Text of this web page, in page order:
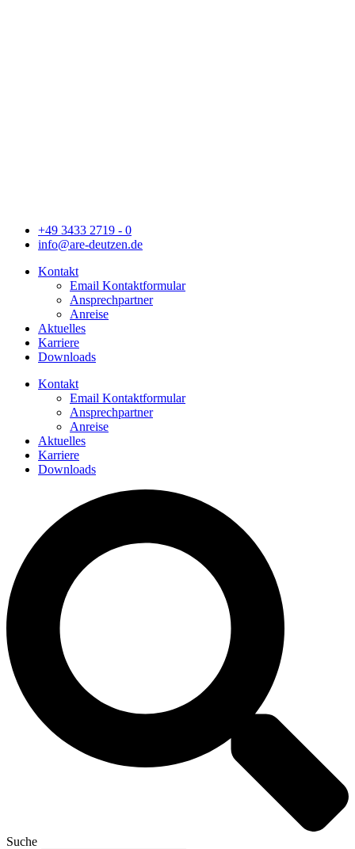
+49 3433 2719 - 0
info@are-deutzen.de
Kontakt
Email Kontaktformular
Ansprechpartner
Anreise
Aktuelles
Karriere
Downloads
Kontakt
Email Kontaktformular
Ansprechpartner
Anreise
Aktuelles
Karriere
Downloads
Suche